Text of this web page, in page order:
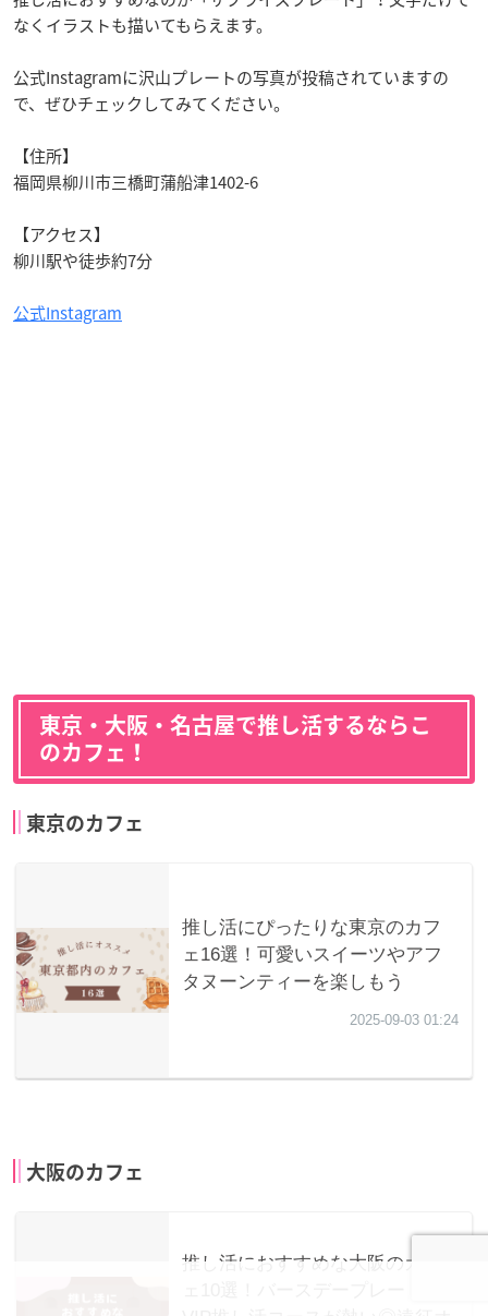
なくイラストも描いてもらえます。
公式Instagramに沢山プレートの写真が投稿されていますの
で、ぜひチェックしてみてください。
【住所】
福岡県柳川市三橋町蒲船津1402-6
【アクセス】
柳川駅や徒歩約7分
公式Instagram
東京・大阪・名古屋で推し活するならこ
のカフェ！
東京のカフェ
大阪のカフェ